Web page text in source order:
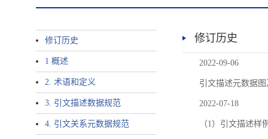
修订历史
1 概述
2. 术语和定义
3. 引文描述数据规范
4. 引文关系元数据规范
修订历史
2022-09-06
引文描述元数据
2022-07-18
（1）引文描述样